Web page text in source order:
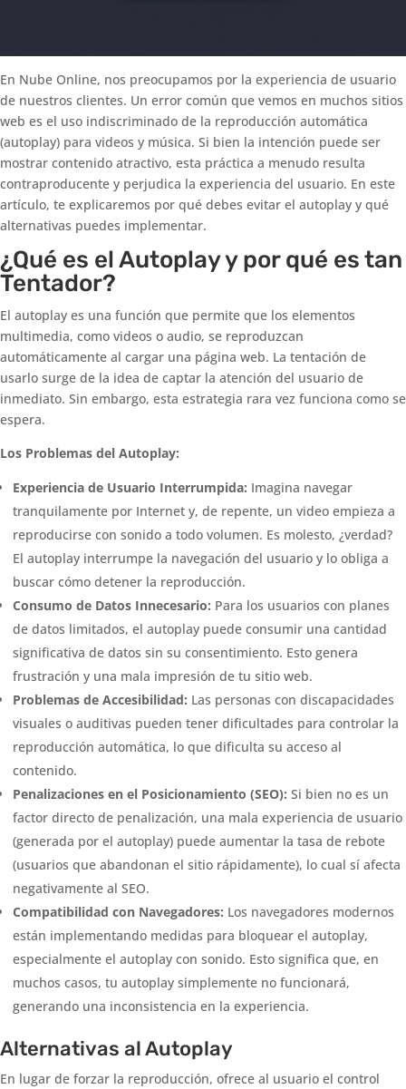
En Nube Online, nos preocupamos por la experiencia de usuario
de nuestros clientes. Un error común que vemos en muchos sitios
web es el uso indiscriminado de la reproducción automática
(autoplay) para videos y música. Si bien la intención puede ser
mostrar contenido atractivo, esta práctica a menudo resulta
contraproducente y perjudica la experiencia del usuario. En este
artículo, te explicaremos por qué debes evitar el autoplay y qué
alternativas puedes implementar.
¿Qué es el Autoplay y por qué es tan
Tentador?
El autoplay es una función que permite que los elementos
multimedia, como videos o audio, se reproduzcan
automáticamente al cargar una página web. La tentación de
usarlo surge de la idea de captar la atención del usuario de
inmediato. Sin embargo, esta estrategia rara vez funciona como se
espera.
Los Problemas del Autoplay:
Experiencia de Usuario Interrumpida: Imagina navegar
tranquilamente por Internet y, de repente, un video empieza a
reproducirse con sonido a todo volumen. Es molesto, ¿verdad?
El autoplay interrumpe la navegación del usuario y lo obliga a
buscar cómo detener la reproducción.
Consumo de Datos Innecesario: Para los usuarios con planes
de datos limitados, el autoplay puede consumir una cantidad
significativa de datos sin su consentimiento. Esto genera
frustración y una mala impresión de tu sitio web.
Problemas de Accesibilidad: Las personas con discapacidades
visuales o auditivas pueden tener dificultades para controlar la
reproducción automática, lo que dificulta su acceso al
contenido.
Penalizaciones en el Posicionamiento (SEO): Si bien no es un
factor directo de penalización, una mala experiencia de usuario
(generada por el autoplay) puede aumentar la tasa de rebote
(usuarios que abandonan el sitio rápidamente), lo cual sí afecta
negativamente al SEO.
Compatibilidad con Navegadores: Los navegadores modernos
están implementando medidas para bloquear el autoplay,
especialmente el autoplay con sonido. Esto significa que, en
muchos casos, tu autoplay simplemente no funcionará,
generando una inconsistencia en la experiencia.
Alternativas al Autoplay
En lugar de forzar la reproducción, ofrece al usuario el control